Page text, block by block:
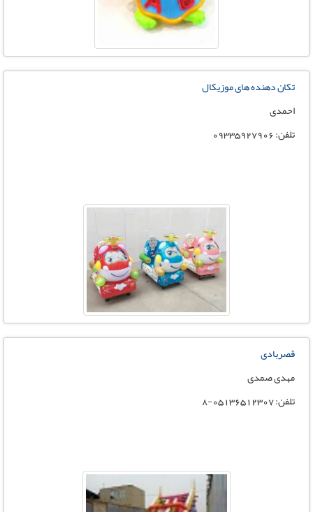
تکان دهنده های موزیکال
احمدی
تلفن: 09335927906
قصربادی
مهدی صمدی
تلفن: 05136512307-8